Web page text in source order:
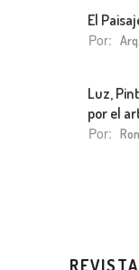
El
Por:
Luz,
por el
Por: